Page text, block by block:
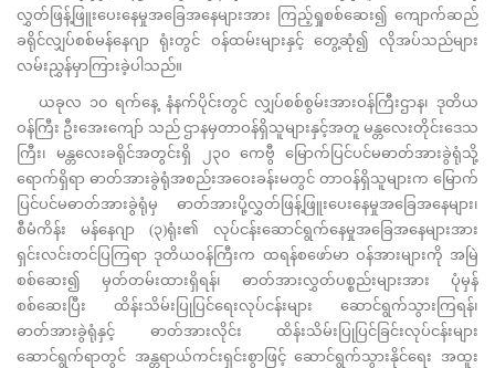
လွှတ်ဖြန့်ဖြူးပေးနေမှုအခြေအနေများအား ကြည့်ရှုစစ်ဆေး၍ ကျောက်ဆည်
ခရိုင်လျှပ်စစ်မန်နေဂျာ ရုံးတွင် ဝန်ထမ်းများနှင့် တွေ့ဆုံ၍ လိုအပ်သည်များ
လမ်းညွှန်မှာကြားခဲ့ပါသည်။
ယခုလ ၁၀ ရက်နေ့ နံနက်ပိုင်းတွင် လျှပ်စစ်စွမ်းအားဝန်ကြီးဌာန၊ ဒုတိယ
ဝန်ကြီး ဦးအေးကျော် သည် ဌာနမှတာဝန်ရှိသူများနှင့်အတူ မန္တလေးတိုင်းဒေသ
ကြီး၊ မန္တလေးခရိုင်အတွင်းရှိ ၂၃၀ ကေဗွီ မြောက်ပြင်ပင်မဓာတ်အားခွဲရုံသို့
ရောက်ရှိရာ ဓာတ်အားခွဲရုံအစည်းအဝေးခန်းမတွင် တာဝန်ရှိသူများက မြောက်
ပြင်ပင်မဓာတ်အားခွဲရုံမှ ဓာတ်အားပို့လွှတ်ဖြန့်ဖြူးပေးနေမှုအခြေအနေများ၊
စီမံကိန်း မန်နေဂျာ (၃)ရုံး၏ လုပ်ငန်းဆောင်ရွက်နေမှုအခြေအနေများအား
ရှင်းလင်းတင်ပြကြရာ ဒုတိယဝန်ကြီးက ထရန်စဖော်မာ ဝန်အားများကို အမြဲ
စစ်ဆေး၍ မှတ်တမ်းထားရှိရန်၊ ဓာတ်အားလွှတ်ပစ္စည်းများအား ပုံမှန်
စစ်ဆေးပြီး ထိန်းသိမ်းပြုပြင်ရေးလုပ်ငန်းများ ဆောင်ရွက်သွားကြရန်၊
ဓာတ်အားခွဲရုံနှင့် ဓာတ်အားလိုင်း ထိန်းသိမ်းပြုပြင်ခြင်းလုပ်ငန်းများ
ဆောင်ရွက်ရာတွင် အန္တရာယ်ကင်းရှင်းစွာဖြင့် ဆောင်ရွက်သွားနိုင်ရေး အထူး